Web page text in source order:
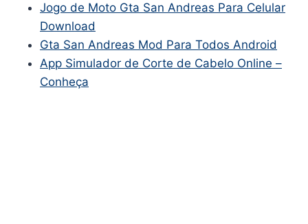
Jogo de Moto Gta San Andreas Para Celular
Download
Gta San Andreas Mod Para Todos Android
App Simulador de Corte de Cabelo Online –
Conheça